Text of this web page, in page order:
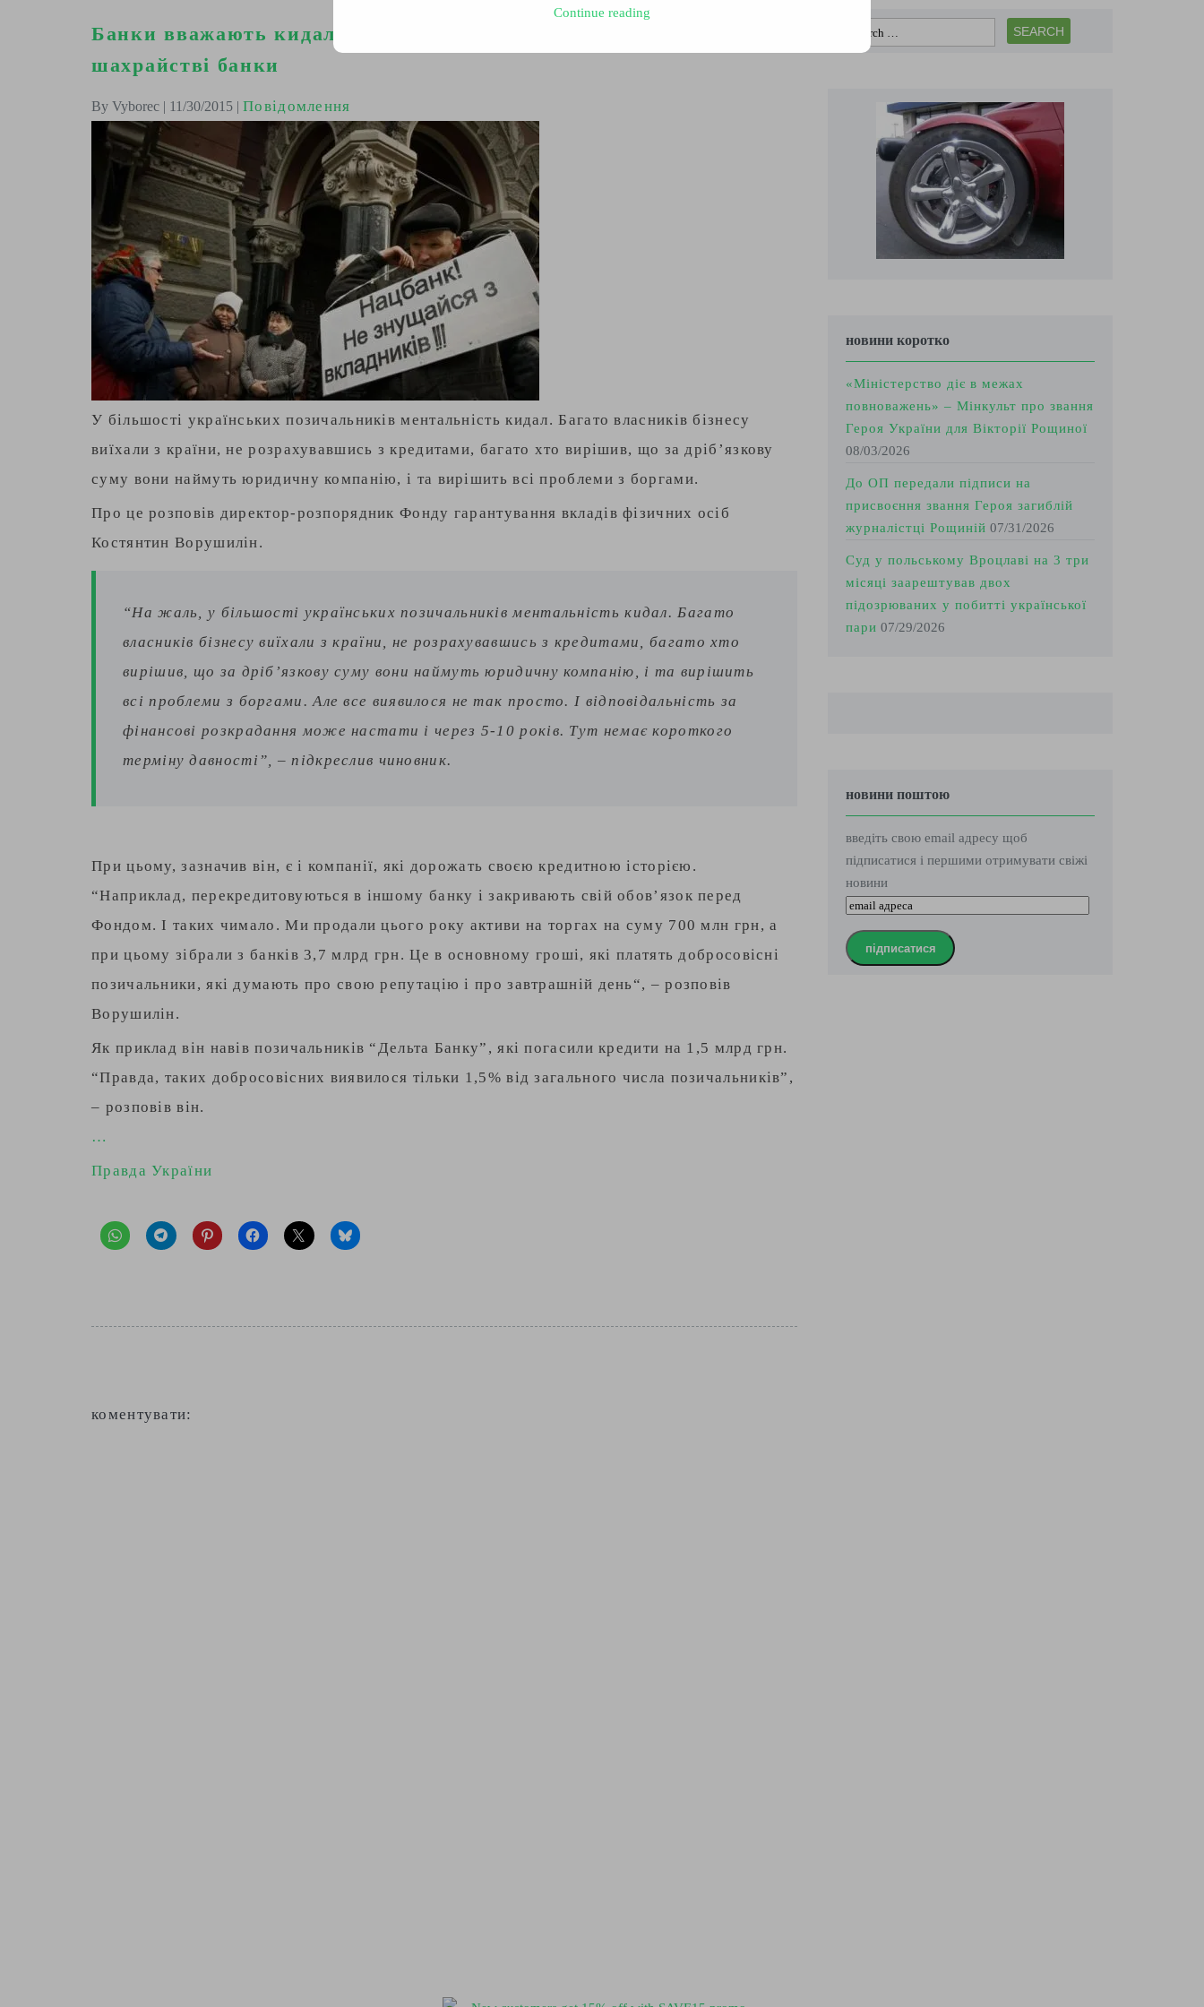
Банки вважають кидалами клієнтів, а українці звинувачують у
шахрайстві банки
By Vyborec | 11/30/2015 | Повідомлення
У більшості українських позичальників ментальність кидал. Багато власників бізнесу
виїхали з країни, не розрахувавшись з кредитами, багато хто вирішив, що за дріб’язкову
суму вони наймуть юридичну компанію, і та вирішить всі проблеми з боргами.
Про це розповів директор-розпорядник Фонду гарантування вкладів фізичних осіб
Костянтин Ворушилін.
“На жаль, у більшості українських позичальників ментальність кидал. Багато
власників бізнесу виїхали з країни, не розрахувавшись з кредитами, багато хто
вирішив, що за дріб’язкову суму вони наймуть юридичну компанію, і та вирішить
всі проблеми з боргами. Але все виявилося не так просто. І відповідальність за
фінансові розкрадання може настати і через 5-10 років. Тут немає короткого
терміну давності”, – підкреслив чиновник.
При цьому, зазначив він, є і компанії, які дорожать своєю кредитною історією.
“Наприклад, перекредитовуються в іншому банку і закривають свій обов’язок перед
Фондом. І таких чимало. Ми продали цього року активи на торгах на суму 700 млн грн, а
при цьому зібрали з банків 3,7 млрд грн. Це в основному гроші, які платять добросовісні
позичальники, які думають про свою репутацію і про завтрашній день“, – розповів
Ворушилін.
Як приклад він навів позичальників “Дельта Банку”, які погасили кредити на 1,5 млрд грн.
“Правда, таких добросовісних виявилося тільки 1,5% від загального числа позичальників”,
– розповів він.
…
Правда України
коментувати:
новини коротко
«Міністерство діє в межах
повноважень» – Мінкульт про звання
Героя України для Вікторії Рощиної
08/03/2026
До ОП передали підписи на
присвоєння звання Героя загиблій
журналістці Рощиній 07/31/2026
Суд у польському Вроцлаві на 3 три
місяці заарештував двох
підозрюваних у побитті української
пари 07/29/2026
новини поштою
введіть свою email адресу щоб
підписатися і першими отримувати свіжі
новини
підписатися
Continue reading